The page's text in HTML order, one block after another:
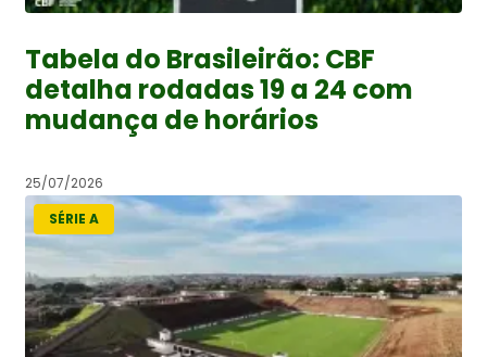
Tabela do Brasileirão: CBF
detalha rodadas 19 a 24 com
mudança de horários
25/07/2026
SÉRIE A